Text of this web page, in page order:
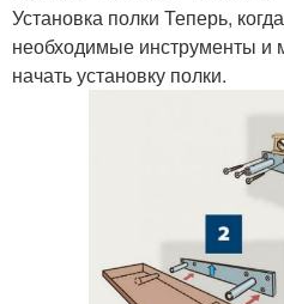
Установка полки Теперь,
необходимые инструменты
начать установку полки.